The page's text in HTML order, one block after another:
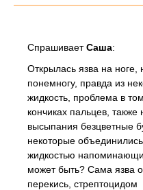
СпрашиваетСаша:
Открылась язва на ноге,
понемногу, правда из
жидкость, проблема в
кончиках пальцев, также
высыпания безцветные
некоторые
жидкостью
может быть? Сама язва
перекись, стрептоцидом